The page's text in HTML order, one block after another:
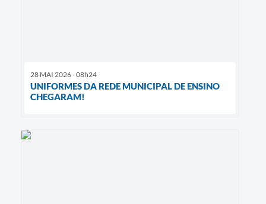
28 MAI 2026 - 08h24
UNIFORMES DA REDE MUNICIPAL DE ENSINO
CHEGARAM!